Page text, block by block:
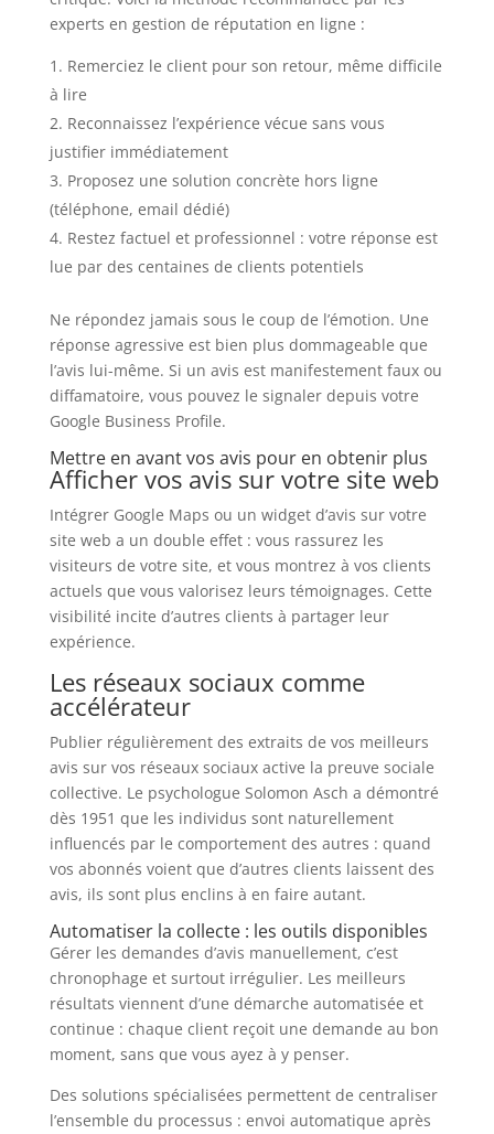
experts en gestion de réputation en ligne :
Remerciez le client pour son retour, même difficile
à lire
Reconnaissez l’expérience vécue sans vous
justifier immédiatement
Proposez une solution concrète hors ligne
(téléphone, email dédié)
Restez factuel et professionnel : votre réponse est
lue par des centaines de clients potentiels
Ne répondez jamais sous le coup de l’émotion. Une
réponse agressive est bien plus dommageable que
l’avis lui-même. Si un avis est manifestement faux ou
diffamatoire, vous pouvez le signaler depuis votre
Google Business Profile.
Mettre en avant vos avis pour en obtenir plus
Afficher vos avis sur votre site web
Intégrer Google Maps ou un widget d’avis sur votre
site web a un double effet : vous rassurez les
visiteurs de votre site, et vous montrez à vos clients
actuels que vous valorisez leurs témoignages. Cette
visibilité incite d’autres clients à partager leur
expérience.
Les réseaux sociaux comme
accélérateur
Publier régulièrement des extraits de vos meilleurs
avis sur vos réseaux sociaux active la preuve sociale
collective. Le psychologue Solomon Asch a démontré
dès 1951 que les individus sont naturellement
influencés par le comportement des autres : quand
vos abonnés voient que d’autres clients laissent des
avis, ils sont plus enclins à en faire autant.
Automatiser la collecte : les outils disponibles
Gérer les demandes d’avis manuellement, c’est
chronophage et surtout irrégulier. Les meilleurs
résultats viennent d’une démarche automatisée et
continue : chaque client reçoit une demande au bon
moment, sans que vous ayez à y penser.
Des solutions spécialisées permettent de centraliser
l’ensemble du processus : envoi automatique après